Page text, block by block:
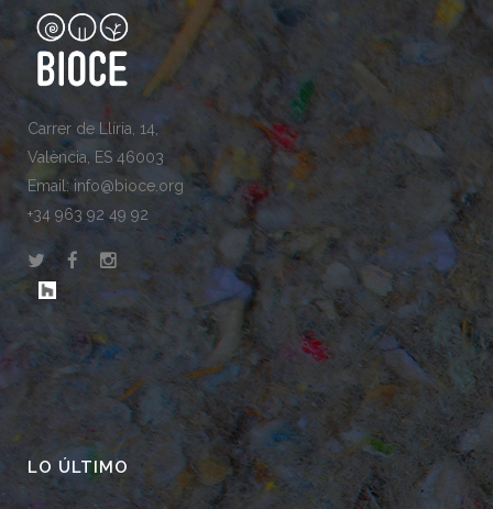
Carrer de Llíria, 14,
València, ES 46003
Email: info@bioce.org
+34 963 92 49 92
LO ÚLTIMO